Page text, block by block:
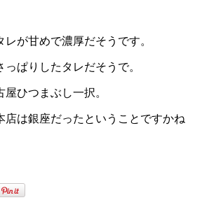
が甘めで濃厚だそうです。
ぱりしたタレだそうで。
ひつまぶし一択。
店は銀座だったということですかね